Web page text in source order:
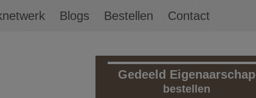
Blogs Bestellen Contact
Gedeeld Eigenaarschap
bestellen